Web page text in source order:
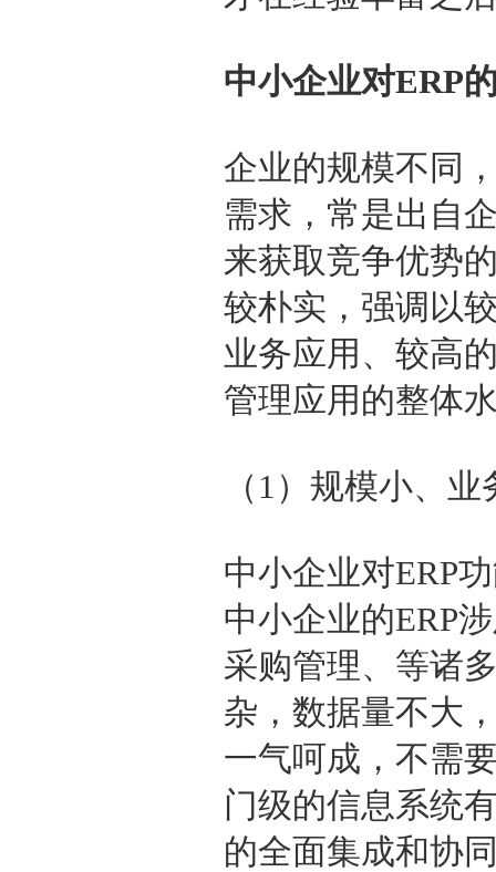
中小企业对ERP
企业的规模不同
需求，常是出自
来获取竞争优势
较朴实，强调以
业务应用、较高
管理应用的整体
（1）规模小、
中小企业对ERP
中小企业的ERP
采购管理、等诸
杂，数据量不大
一气呵成，不需
门级的信息系统
的全面集成和协